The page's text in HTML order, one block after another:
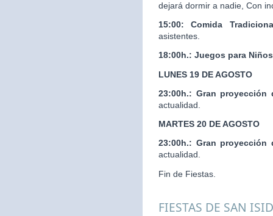
dejará dormir a nadie, Con
15:00: Comida
asistentes.
18:00h.: Juegos para Niños
LUNES 19 DE AGOSTO
23:00h.: Gran proyección
actualidad.
MARTES 20 DE AGOSTO
23:00h.: Gran proyección
actualidad.
Fin de Fiestas.
FIESTAS DE SAN